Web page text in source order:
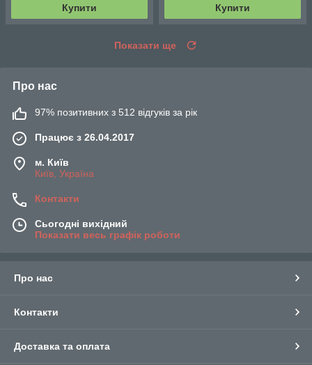
Купити Купити
Показати ще
Про нас
97% позитивних з 512 відгуків за рік
Працює з 26.04.2017
м. Київ
Київ, Україна
Контакти
Сьогодні вихідний
Показати весь графік роботи
Про нас
Контакти
Доставка та оплата